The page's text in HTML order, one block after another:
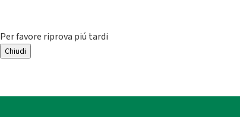
Per favore riprova piú tardi
Chiudi